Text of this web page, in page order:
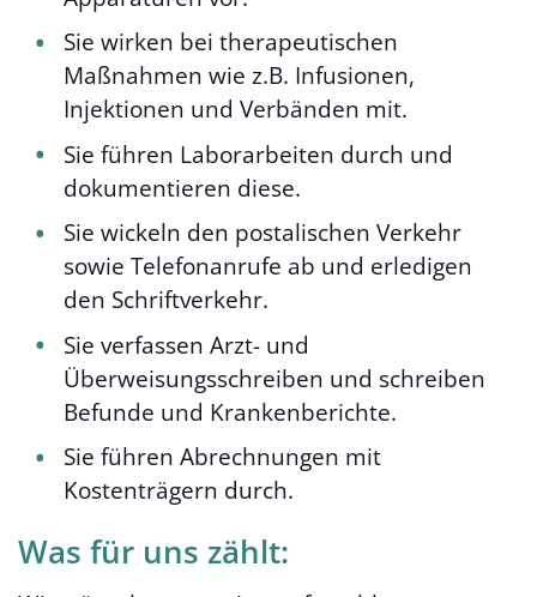
Sie wirken bei therapeutischen
Maßnahmen wie z.B. Infusionen,
Injektionen und Verbänden mit.
Sie führen Laborarbeiten durch und
dokumentieren diese.
Sie wickeln den postalischen Verkehr
sowie Telefonanrufe ab und erledigen
den Schriftverkehr.
Sie verfassen Arzt- und
Überweisungsschreiben und schreiben
Befunde und Krankenberichte.
Sie führen Abrechnungen mit
Kostenträgern durch.
Was für uns zählt: